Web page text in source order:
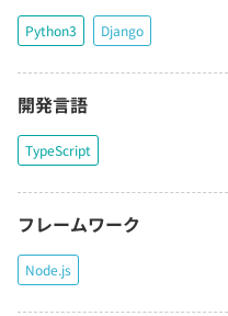
Python3 Django
開発言語
TypeScript
フレームワーク
Node.js